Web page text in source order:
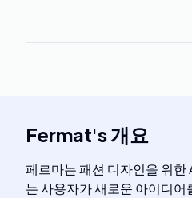
Fermat's개요
페르마는 패션 디자인을 위한
는 사용자가 새로운 아이디어